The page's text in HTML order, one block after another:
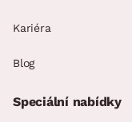
Kariéra
Blog
Speciální nabídky